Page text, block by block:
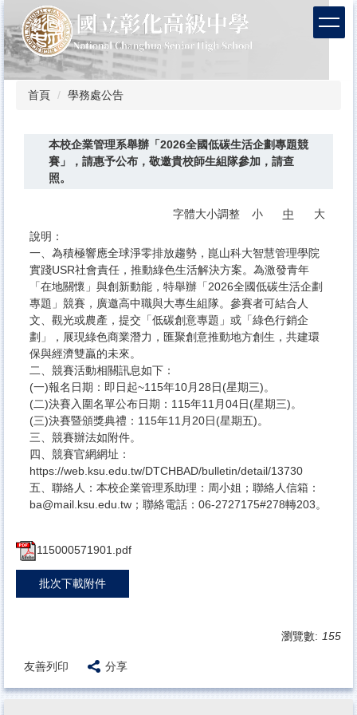
到
主
要
內
首頁 學務處公告
本校企業管理系舉辦「2026全國低碳生活企劃專題競
賽」，請惠予公布，敬邀貴校師生組隊參加，請查
照。
字體大小調整 小 中
大
說明：
一、為積極響應全球淨零排放趨勢，崑山科大智慧管理學院
實踐USR社會責任，推動綠色生活解決方案。為激發青年
「在地關懷」與創新動能，特舉辦「2026全國低碳生活企劃
專題」競賽，廣邀高中職與大專生組隊。參賽者可結合人
文、觀光或農產，提交「低碳創意專題」或「綠色行銷企
劃」，展現綠色商業潛力，匯聚創意推動地方創生，共建環
保與經濟雙贏的未來。
二、競賽活動相關訊息如下：
(一)報名日期：即日起~115年10月28日(星期三)。
(二)決賽入圍名單公布日期：115年11月04日(星期三)。
(三)決賽暨頒獎典禮：115年11月20日(星期五)。
三、競賽辦法如附件。
四、競賽官網網址：
https://web.ksu.edu.tw/DTCHBAD/bulletin/detail/13730
五、聯絡人：本校企業管理系助理：周小姐；聯絡人信箱：
ba@mail.ksu.edu.tw；聯絡電話：06-2727175#278轉203。
115000571901.pdf
批次下載附件
瀏覽數: 155
友善列印 分享